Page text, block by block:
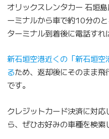
オリックスレンタカー 石垣
ーミナルから車で約10分の
ターミナル到着後に電話すれ
新石垣空港近くの「新石垣
るため、返却後にそのまま
です。
クレジットカード決済に対
ら、ぜひお好みの車種を検索